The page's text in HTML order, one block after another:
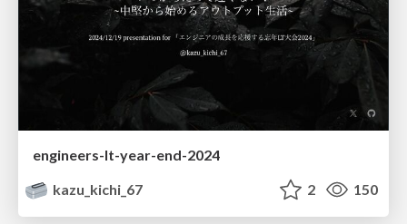
engineers-lt-year-end-2024
kazu_kichi_67
2 150